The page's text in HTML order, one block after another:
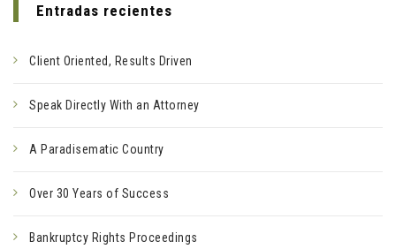
Entradas recientes
Client Oriented, Results Driven
Speak Directly With an Attorney
A Paradisematic Country
Over 30 Years of Success
Bankruptcy Rights Proceedings